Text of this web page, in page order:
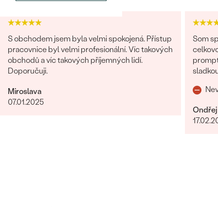
S obchodem jsem byla velmi spokojená. Přístup
pracovnice byl velmi profesionální. Víc takových
obchodů a víc takových příjemných lidí.
Doporučuji.
Miroslava
07.01.2025
Som
promptná. Tovar prišiel pekne
Ondřej